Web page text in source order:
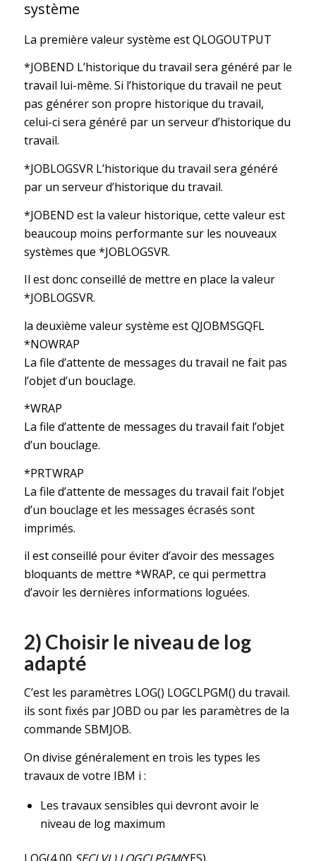
système
La première valeur système est QLOGOUTPUT
*JOBEND L’historique du travail sera généré par le
travail lui-même. Si l’historique du travail ne peut
pas générer son propre historique du travail,
celui-ci sera généré par un serveur d’historique du
travail.
*JOBLOGSVR L’historique du travail sera généré
par un serveur d’historique du travail.
*JOBEND est la valeur historique, cette valeur est
beaucoup moins performante sur les nouveaux
systèmes que *JOBLOGSVR.
Il est donc conseillé de mettre en place la valeur
*JOBLOGSVR.
la deuxième valeur système est QJOBMSGQFL
*NOWRAP
La file d’attente de messages du travail ne fait pas
l’objet d’un bouclage.
*WRAP
La file d’attente de messages du travail fait l’objet
d’un bouclage.
*PRTWRAP
La file d’attente de messages du travail fait l’objet
d’un bouclage et les messages écrasés sont
imprimés.
il est conseillé pour éviter d’avoir des messages
bloquants de mettre *WRAP, ce qui permettra
d’avoir les dernières informations loguées.
2) Choisir le niveau de log
adapté
C’est les paramètres LOG() LOGCLPGM() du travail.
ils sont fixés par JOBD ou par les paramètres de la
commande SBMJOB.
On divise généralement en trois les types les
travaux de votre IBM i :
Les travaux sensibles qui devront avoir le
niveau de log maximum